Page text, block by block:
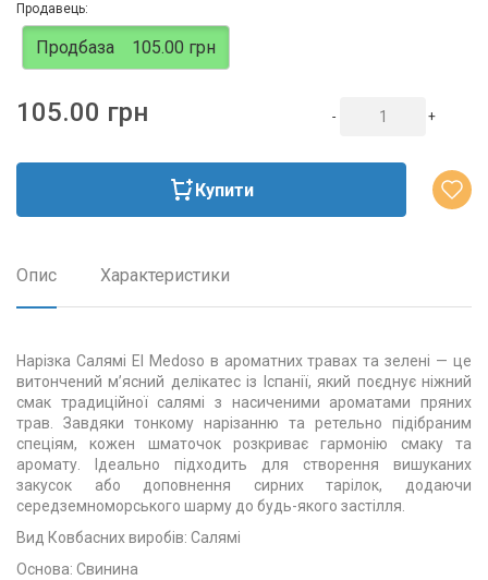
Продавець:
Продбаза 105.00 грн
105.00 грн - +
Купити
Опис Характеристики
Нарізка Салямі El Medoso в ароматних травах та зелені — це
витончений м’ясний делікатес із Іспанії, який поєднує ніжний
смак традиційної салямі з насиченими ароматами пряних
трав. Завдяки тонкому нарізанню та ретельно підібраним
спеціям, кожен шматочок розкриває гармонію смаку та
аромату. Ідеально підходить для створення вишуканих
закусок або доповнення сирних тарілок, додаючи
середземноморського шарму до будь-якого застілля.
Вид Ковбасних виробів: Салямі
Основа: Свинина